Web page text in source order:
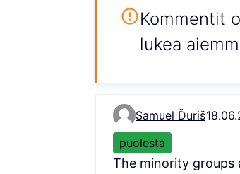
Kommentit
lukea
Kommentti 13003
Samuel Ďuriš
puolesta
The minority groups